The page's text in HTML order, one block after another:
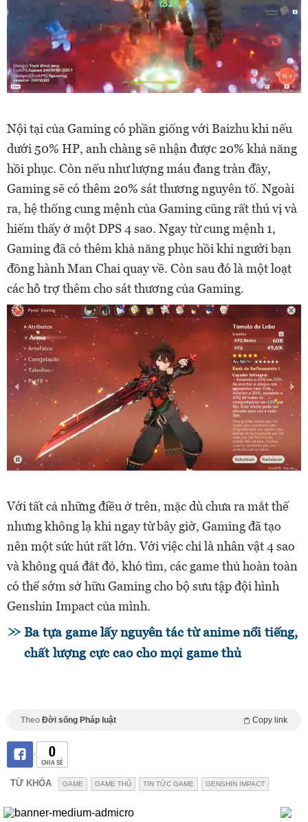
Nội tại của Gaming có phần giống với Baizhu khi nếu
dưới 50% HP, anh chàng sẽ nhận được 20% khả năng
hồi phục. Còn nếu như lượng máu đang tràn đầy,
Gaming sẽ có thêm 20% sát thương nguyên tố. Ngoài
ra, hệ thống cung mệnh của Gaming cũng rất thú vị và
hiếm thấy ở một DPS 4 sao. Ngay từ cung mệnh 1,
Gaming đã có thêm khả năng phục hồi khi người bạn
đồng hành Man Chai quay về. Còn sau đó là một loạt
các hỗ trợ thêm cho sát thương của Gaming.
Với tất cả những điều ở trên, mặc dù chưa ra mắt thế
nhưng không lạ khi ngay từ bây giờ, Gaming đã tạo
nên một sức hút rất lớn. Với việc chỉ là nhân vật 4 sao
và không quá đắt đỏ, khó tìm, các game thủ hoàn toàn
có thể sớm sở hữu Gaming cho bộ sưu tập đội hình
Genshin Impact của mình.
Ba tựa game lấy nguyên tác từ anime nổi tiếng,
chất lượng cực cao cho mọi game thủ
Theo Đời sống Pháp luật Copy link
0
CHIA SẺ
TỪ KHÓA GAME GAME THỦ TIN TỨC GAME GENSHIN IMPACT